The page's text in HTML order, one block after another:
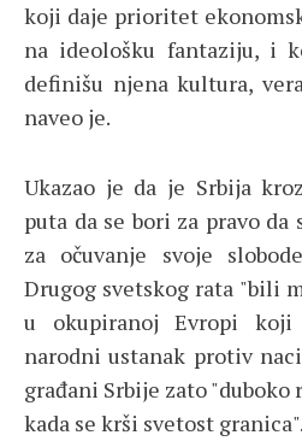
koji daje prioritet
na ideološku fantaziju, i
definišu njena kultura,
naveo je.
Ukazao je da je Srbija
puta da se bori za pravo da
za očuvanje svoje
Drugog svetskog rata "bili
u okupiranoj Evropi
narodni ustanak protiv
građani Srbije zato "duboko
kada se krši svetost granica".